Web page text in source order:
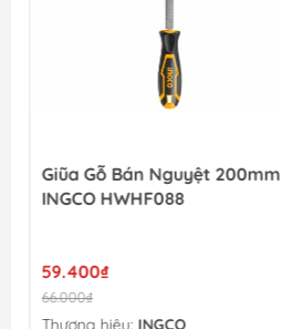
Giũa Gỗ Bán Nguyệt 200mm
INGCO HWHF088
59.400₫
66.000₫